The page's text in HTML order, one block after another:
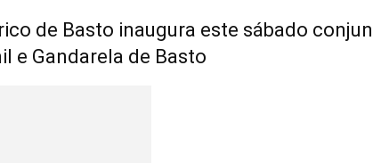
de Basto inaugura este sábado
e Gandarela de Basto